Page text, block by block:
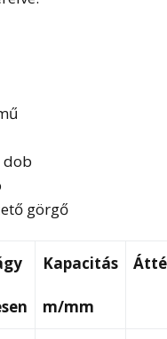
görgő
Kapacitás
m/mm